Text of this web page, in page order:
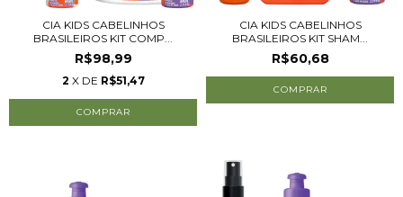
CIA KIDS CABELINHOS
BRASILEIROS KIT COMP...
R$98,99
2 X DE R$51,47
CIA KIDS CABELINHOS
BRASILEIROS KIT SHAM...
R$60,68